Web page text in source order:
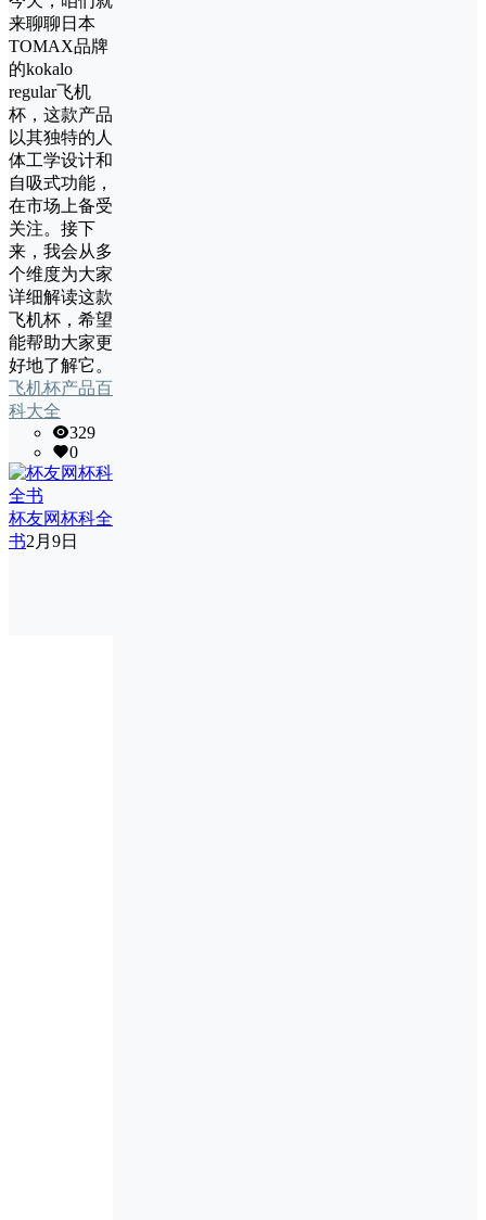
来聊聊日本
TOMAX品牌
的kokalo
regular飞机
杯，这款产品
以其独特的人
体工学设计和
自吸式功能，
在市场上备受
关注。接下
来，我会从多
个维度为大家
详细解读这款
飞机杯，希望
能帮助大家更
好地了解它。
飞机杯产品百
科大全
329
0
杯友网杯科全
书2月9日